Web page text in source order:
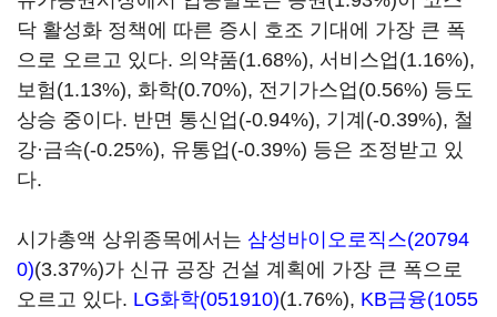
닥 활성화 정책에 따른 증시 호조 기대에 가장 큰 폭
으로 오르고 있다. 의약품(1.68%), 서비스업(1.16%),
보험(1.13%), 화학(0.70%), 전기가스업(0.56%) 등도
상승 중이다. 반면 통신업(-0.94%), 기계(-0.39%), 철
강·금속(-0.25%), 유통업(-0.39%) 등은 조정받고 있
다.
시가총액 상위종목에서는 삼성바이오로직스(20794
0)(3.37%)가 신규 공장 건설 계획에 가장 큰 폭으로
오르고 있다. LG화학(051910)(1.76%), KB금융(1055